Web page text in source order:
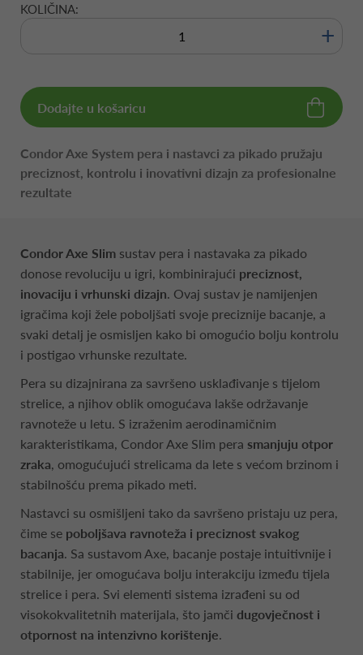
KOLIČINA:
+
Dodajte u košaricu
Condor Axe System pera i nastavci za pikado pružaju
preciznost, kontrolu i inovativni dizajn za profesionalne
rezultate
Condor Axe Slim sustav pera i nastavaka za pikado
donose revoluciju u igri, kombinirajući preciznost,
inovaciju i vrhunski dizajn. Ovaj sustav je namijenjen
igračima koji žele poboljšati svoje preciznije bacanje, a
svaki detalj je osmisljen kako bi omogućio bolju kontrolu
i postigao vrhunske rezultate.
Pera su dizajnirana za savršeno usklađivanje s tijelom
strelice, a njihov oblik omogućava lakše održavanje
ravnoteže u letu. S izraženim aerodinamičnim
karakteristikama, Condor Axe Slim pera smanjuju otpor
zraka, omogućujući strelicama da lete s većom brzinom i
stabilnošću prema pikado meti.
Nastavci su osmišljeni tako da savršeno pristaju uz pera,
čime se poboljšava ravnoteža i preciznost svakog
bacanja. Sa sustavom Axe, bacanje postaje intuitivnije i
stabilnije, jer omogućava bolju interakciju između tijela
strelice i pera. Svi elementi sistema izrađeni su od
visokokvalitetnih materijala, što jamči dugovječnost i
otpornost na intenzivno korištenje.